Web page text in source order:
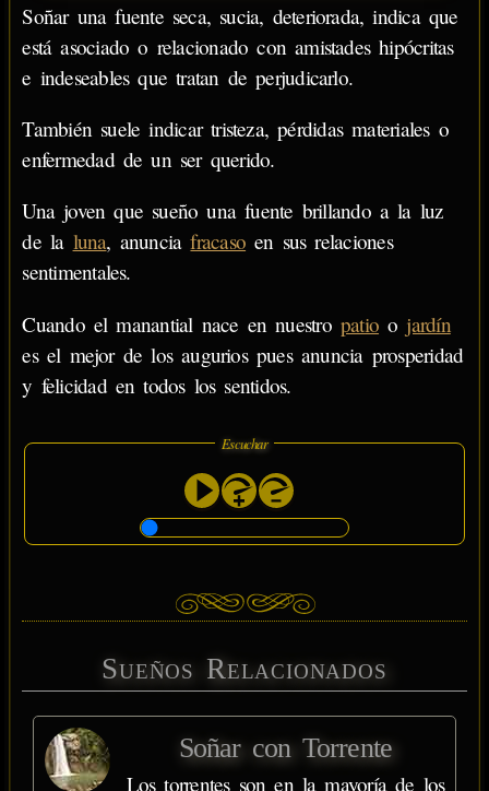
Soñar una fuente seca, sucia, deteriorada, indica que
está asociado o relacionado con amistades hipócritas
e indeseables que tratan de perjudicarlo.
También suele indicar tristeza, pérdidas materiales o
enfermedad de un ser querido.
Una joven que sueño una fuente brillando a la luz
de la luna, anunciafracaso en sus relaciones
sentimentales.
Cuando el manantial nace en nuestro patio o jardín
es el mejor de los augurios pues anuncia prosperidad
y felicidad en todos los sentidos.
Escuchar
Sueños Relacionados
Soñar con Torrente
Los torrentes son en la mayoría de los